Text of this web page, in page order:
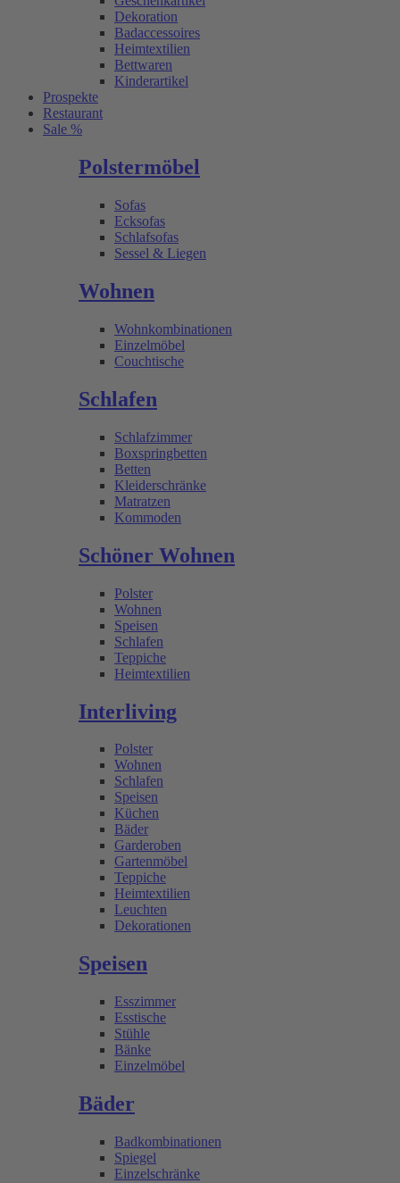
Dekoration
Badaccessoires
Heimtextilien
Bettwaren
Kinderartikel
Prospekte
Restaurant
Sale %
Polstermöbel
Sofas
Ecksofas
Schlafsofas
Sessel & Liegen
Wohnen
Wohnkombinationen
Einzelmöbel
Couchtische
Schlafen
Schlafzimmer
Boxspringbetten
Betten
Kleiderschränke
Matratzen
Kommoden
Schöner Wohnen
Polster
Wohnen
Speisen
Schlafen
Teppiche
Heimtextilien
Interliving
Polster
Wohnen
Schlafen
Speisen
Küchen
Bäder
Garderoben
Gartenmöbel
Teppiche
Heimtextilien
Leuchten
Dekorationen
Speisen
Esszimmer
Esstische
Stühle
Bänke
Einzelmöbel
Bäder
Badkombinationen
Spiegel
Einzelschränke